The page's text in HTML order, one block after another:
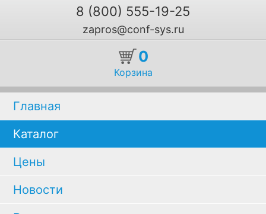
8 (800) 555-19-25
zapros@conf-sys.ru
0
Корзина
Главная
Каталог
Цены
Новости